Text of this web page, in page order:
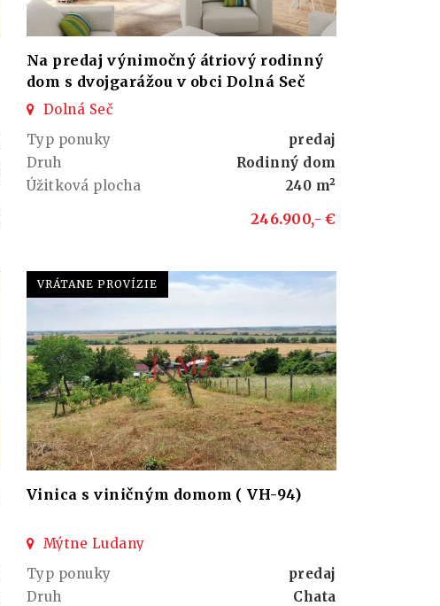
Na predaj výnimočný átriový rodinný
dom s dvojgarážou v obci Dolná Seč
Dolná Seč
Typ ponuky
predaj
Druh
Rodinný dom
Úžitková plocha
240 m²
246.900,- €
VRÁTANE PROVÍZIE
Vinica s viničným domom ( VH-94)
Mýtne Ludany
Typ ponuky
predaj
Druh
Chata